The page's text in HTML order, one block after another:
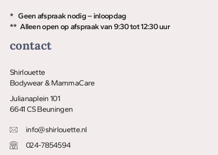
* Geen afspraak nodig – inloopdag
** Alleen open op afspraak van 9:30 tot 12:30 uur
contact
Shirlouette
Bodywear & MammaCare
Julianaplein 101
6641 CS Beuningen
info@shirlouette.nl
024-7854594